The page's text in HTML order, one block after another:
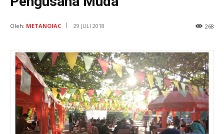
268
Oleh: METANOIAC 29 JULI 2018